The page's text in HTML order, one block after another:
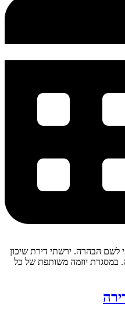
הבהרה. ירשתי דירת שיכון
במבנה ישן בן כ-50 שנה. במסגרת יוזמה משותפת של כל